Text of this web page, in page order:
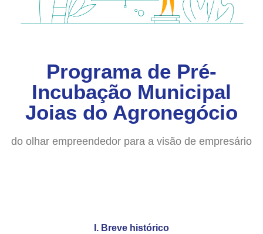
Programa de Pré-
Incubação Municipal
Joias do Agronegócio
do olhar empreendedor para a visão de empresário
I. Breve histórico